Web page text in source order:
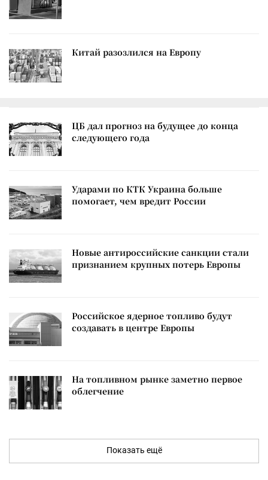
Китай разозлился на Европу
ЦБ дал прогноз на будущее до конца
следующего года
Ударами по КТК Украина больше
помогает, чем вредит России
Новые антироссийские санкции стали
признанием крупных потерь Европы
Российское ядерное топливо будут
создавать в центре Европы
На топливном рынке заметно первое
облегчение
Показать ещё